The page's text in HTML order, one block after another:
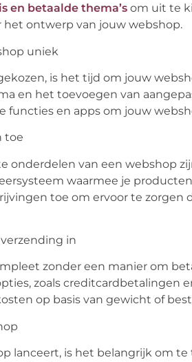
en betaalde thema’s om uit te
het ontwerp van jouw webshop.
uniek
is het tijd om jouw
en het toevoegen van
functies en apps om jouw
toe
onderdelen van een webshop
waarmee je
toe om ervoor te
in
zonder een manier om
zoals creditcardbetalingen
op basis van gewicht of
lanceert, is het belangrijk om